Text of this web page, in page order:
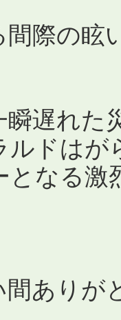
際の眩
遅れた
ルドは
となる激
ありが